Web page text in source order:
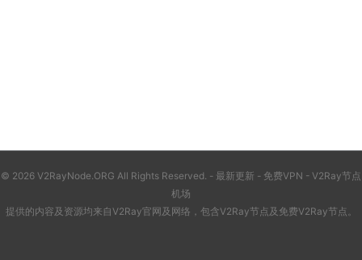
© 2026 V2RayNode.ORG All Rights Reserved. - 最新更新 - 免费VPN - V2Ray节点
机场
提供的内容及资源均来自V2Ray官网及网络，包含V2Ray节点 及 免费V2Ray节点 。